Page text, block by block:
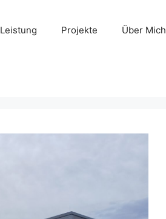
Leistung Projekte Über Mich